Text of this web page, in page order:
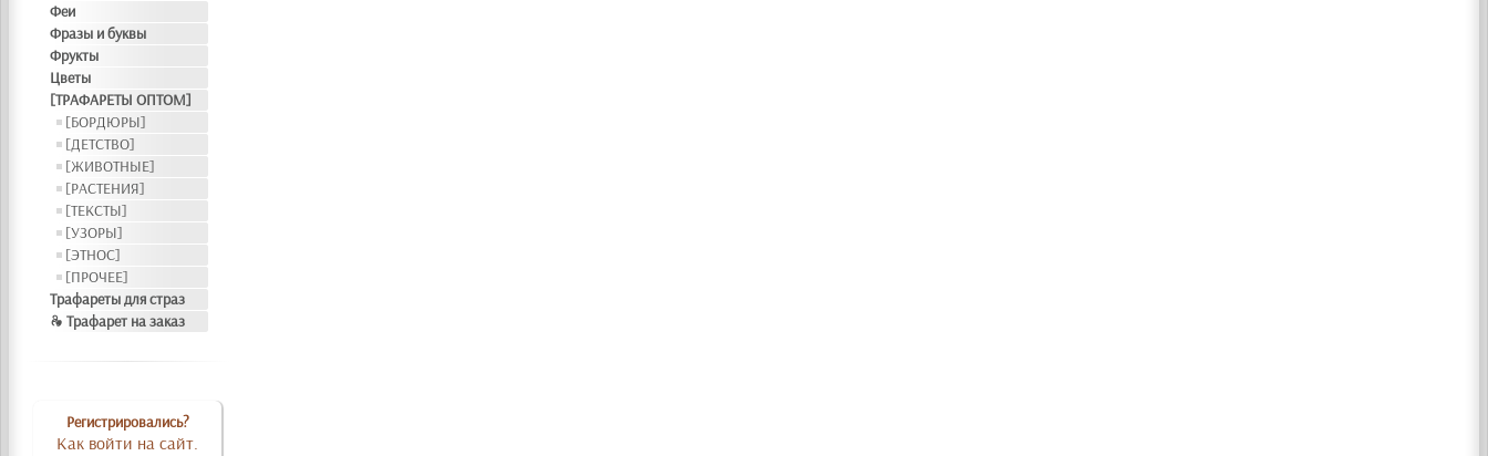
Феи
Фразы и буквы
Фрукты
Цветы
[ТРАФАРЕТЫ ОПТОМ]
[БОРДЮРЫ]
[ДЕТСТВО]
[ЖИВОТНЫЕ]
[РАСТЕНИЯ]
[ТЕКСТЫ]
[УЗОРЫ]
[ЭТНОС]
[ПРОЧЕЕ]
Трафареты для страз
❧ Трафарет на заказ
Регистрировались?
Как войти на сайт.